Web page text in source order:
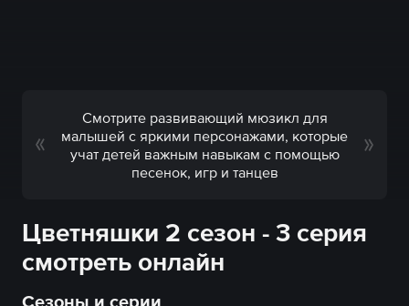
Смотрите развивающий мюзикл для
малышей с яркими персонажами, которые
учат детей важным навыкам с помощью
песенок, игр и танцев
Цветняшки 2 сезон - 3 серия
смотреть онлайн
Сезоны и серии